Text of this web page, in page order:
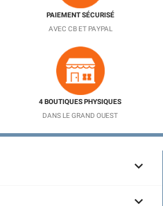
PAIEMENT SÉCURISÉ
AVEC CB ET PAYPAL
4 BOUTIQUES PHYSIQUES
DANS LE GRAND OUEST

